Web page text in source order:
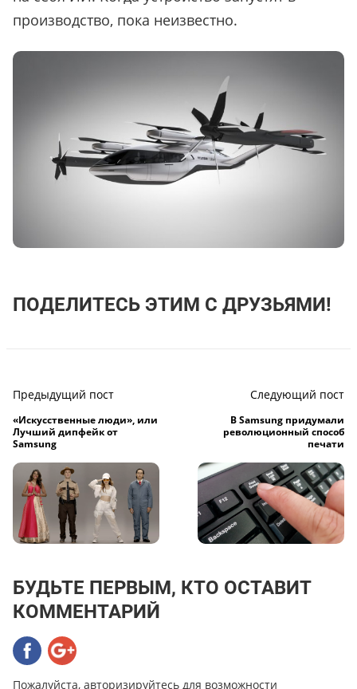
производство, пока неизвестно.
ПОДЕЛИТЕСЬ ЭТИМ С ДРУЗЬЯМИ!
Предыдущий пост
«Искусственные люди», или
Лучший дипфейк от
Samsung
Следующий пост
В Samsung придумали
революционный способ
печати
БУДЬТЕ ПЕРВЫМ, КТО ОСТАВИТ
КОММЕНТАРИЙ
Пожалуйста, авторизируйтесь для возможности